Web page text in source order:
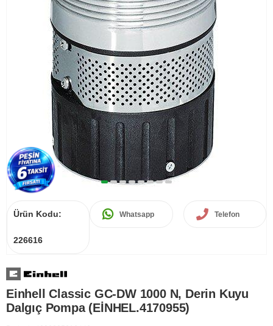
Ürün Kodu:
226616
Whatsapp Telefon
Einhell Classic GC-DW 1000 N, Derin Kuyu
Dalgıç Pompa (EİNHEL.4170955)